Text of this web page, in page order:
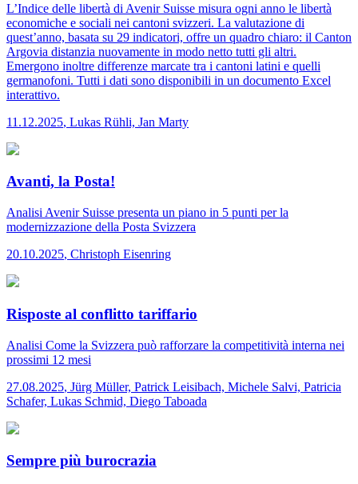
L’Indice delle libertà di Avenir Suisse misura ogni anno le libertà
economiche e sociali nei cantoni svizzeri. La valutazione di
quest’anno, basata su 29 indicatori, offre un quadro chiaro: il Canton
Argovia distanzia nuovamente in modo netto tutti gli altri.
Emergono inoltre differenze marcate tra i cantoni latini e quelli
germanofoni. Tutti i dati sono disponibili in un documento Excel
interattivo.
11.12.2025, Lukas Rühli, Jan Marty
Avanti, la Posta!
Analisi Avenir Suisse presenta un piano in 5 punti per la
modernizzazione della Posta Svizzera
20.10.2025, Christoph Eisenring
Risposte al conflitto tariffario
Analisi Come la Svizzera può rafforzare la competitività interna nei
prossimi 12 mesi
27.08.2025, Jürg Müller, Patrick Leisibach, Michele Salvi, Patricia
Schafer, Lukas Schmid, Diego Taboada
Sempre più burocrazia